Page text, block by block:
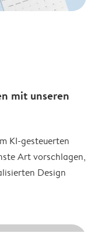
mit unseren
KI-gesteuerten
Art vorschlagen,
Design